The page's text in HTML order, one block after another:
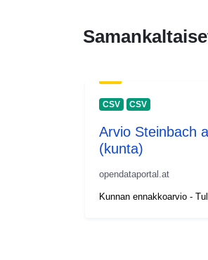
CSV CSV
Arvio Steinbach
(kunta)
opendataportal.at
Kunnan ennakkoarvio -